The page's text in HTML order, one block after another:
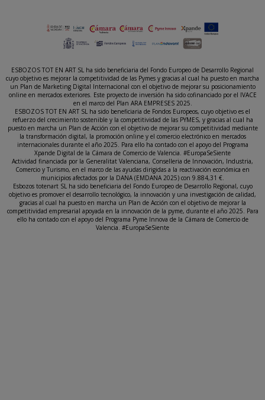
ESBOZOS TOT EN ART SL ha sido beneficiaria del Fondo Europeo de Desarrollo Regional
cuyo objetivo es mejorar la competitividad de las Pymes y gracias al cual ha puesto en marcha
un Plan de Marketing Digital Internacional con el objetivo de mejorar su posicionamiento
online en mercados exteriores. Este proyecto de inversión ha sido cofinanciado por el IVACE
en el marco del Plan ARA EMPRESES 2025.
ESBOZOS TOT EN ART SL ha sido beneficiaria de Fondos Europeos, cuyo objetivo es el
refuerzo del crecimiento sostenible y la competitividad de las PYMES, y gracias al cual ha
puesto en marcha un Plan de Acción con el objetivo de mejorar su competitividad mediante
la transformación digital, la promoción online y el comercio electrónico en mercados
internacionales durante el año 2025. Para ello ha contado con el apoyo del Programa
Xpande Digital de la Cámara de Comercio de Valencia. #EuropaSeSiente
Actividad financiada por la Generalitat Valenciana, Conselleria de Innovación, Industria,
Comercio y Turismo, en el marco de las ayudas dirigidas a la reactivación económica en
municipios afectados por la DANA (EMDANA 2025) con 9.884,31 €.
Esbozos totenart SL ha sido beneficiaria del Fondo Europeo de Desarrollo Regional, cuyo
objetivo es promover el desarrollo tecnológico, la innovación y una investigación de calidad,
gracias al cual ha puesto en marcha un Plan de Acción con el objetivo de mejorar la
competitividad empresarial apoyada en la innovación de la pyme, durante el año 2025. Para
ello ha contado con el apoyo del Programa Pyme Innova de la Cámara de Comercio de
Valencia. #EuropaSeSiente